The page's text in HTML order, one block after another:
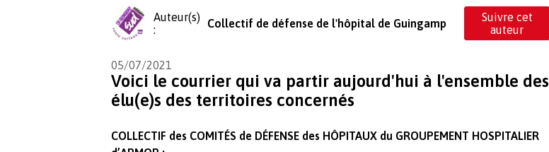
Auteur(s)
:
Collectif de défense de l'hôpital de Guingamp
Suivre cet
auteur
05/07/2021
Voici le courrier qui va partir aujourd'hui à l'ensemble des
élu(e)s des territoires concernés
COLLECTIF des COMITÉS de DÉFENSE des HÔPITAUX du GROUPEMENT HOSPITALIER